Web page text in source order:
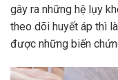
gây ra những hệ lụy
theo dõi huyết áp thì
được những biến